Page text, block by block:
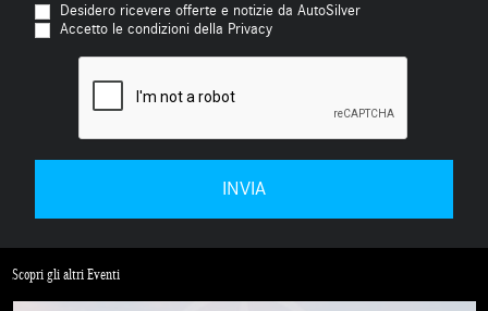
Desidero ricevere offerte e notizie da AutoSilver
Accetto le condizioni della Privacy
Scopri gli altri Eventi